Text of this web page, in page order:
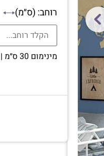
רוחב: (ס״מ)
מינימום 30 ס״מ | מקסימום 200 ס״מ